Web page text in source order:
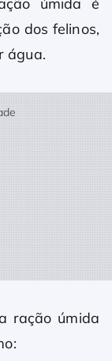
úmida é
dos felinos,
água.
ração úmida